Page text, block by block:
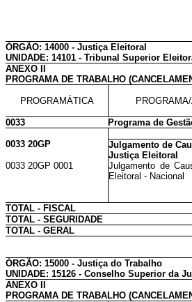
ÓRGÃO: 14000 - Justiça Eleitoral
UNIDADE: 14101 - Tribunal Superior
ANEXO II
PROGRAMA DE TRABALHO
PROGRAMÁTICA
0033
Programa de
0033 20GP
Julgamento de
Justiça Eleitoral
0033 20GP 0001
Julgamento de
Eleitoral - Nacional
TOTAL - FISCAL
TOTAL - SEGURIDADE
TOTAL - GERAL
ÓRGÃO: 15000 - Justiça do Trabalho
UNIDADE: 15126 - Conselho Superior da
ANEXO II
PROGRAMA DE TRABALHO